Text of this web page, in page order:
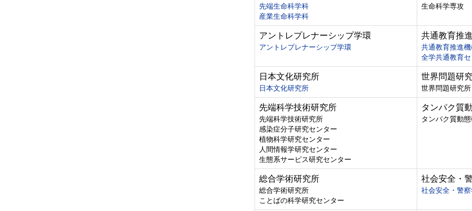
先端生命科学科
産業生命科学科
生命科学専攻
アントレプレナーシップ学環
アントレプレナーシップ学環
共通教育推
共通教育推進
全学共通教育
日本文化研究所
日本文化研究所
世界問題研
世界問題研究所
先端科学技術研究所
先端科学技術研究所
感染症分子研究センター
植物科学研究センター
人間情報学研究センター
生態系サービス研究センター
タンパク質
タンパク質動
総合学術研究所
総合学術研究所
ことばの科学研究センター
社会安全・
社会安全・警